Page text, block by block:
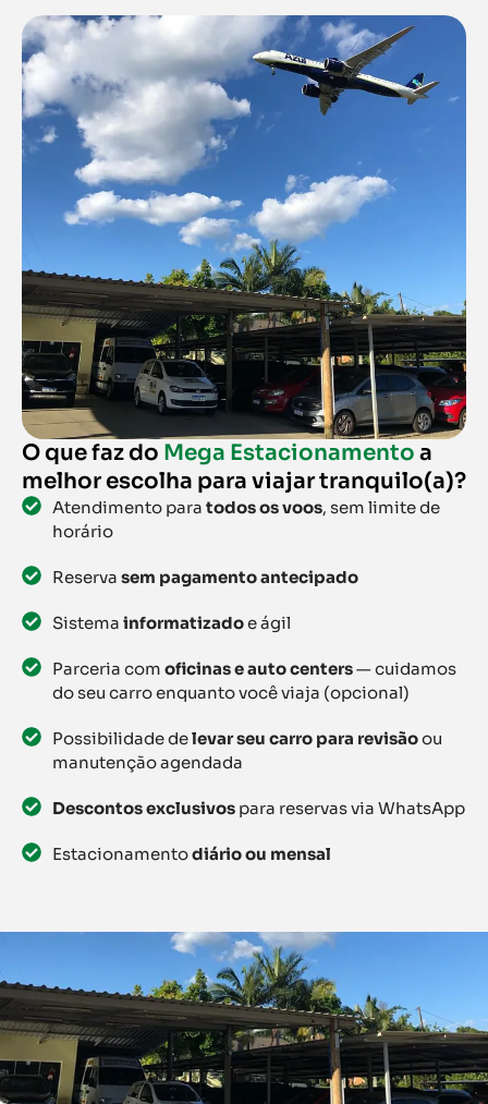
O que faz do Mega Estacionamento a
melhor escolha para viajar tranquilo(a)?
Atendimento para todos os voos, sem limite de
horário
Reserva sem pagamento antecipado
Sistema informatizadoe ágil
Parceria com oficinas e auto centers— cuidamos
do seu carro enquanto você viaja (opcional)
Possibilidade delevar seu carro para revisãoou
manutenção agendada
Descontos exclusivospara reservas via WhatsApp
Estacionamentodiário ou mensal